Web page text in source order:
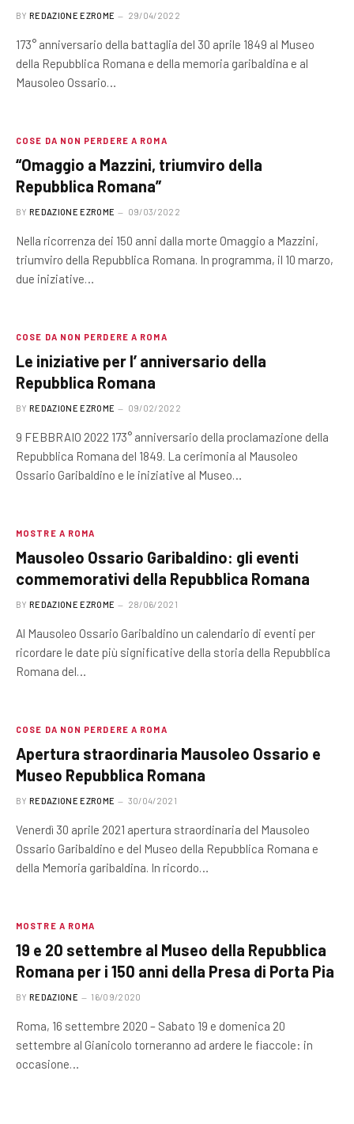
BY REDAZIONE EZROME 29/04/2022
173° anniversario della battaglia del 30 aprile 1849 al Museo
della Repubblica Romana e della memoria garibaldina e al
Mausoleo Ossario…
COSE DA NON PERDERE A ROMA
“Omaggio a Mazzini, triumviro della
Repubblica Romana”
BY REDAZIONE EZROME 09/03/2022
Nella ricorrenza dei 150 anni dalla morte Omaggio a Mazzini,
triumviro della Repubblica Romana. In programma, il 10 marzo,
due iniziative…
COSE DA NON PERDERE A ROMA
Le iniziative per l’ anniversario della
Repubblica Romana
BY REDAZIONE EZROME 09/02/2022
9 FEBBRAIO 2022 173° anniversario della proclamazione della
Repubblica Romana del 1849. La cerimonia al Mausoleo
Ossario Garibaldino e le iniziative al Museo…
MOSTRE A ROMA
Mausoleo Ossario Garibaldino: gli eventi
commemorativi della Repubblica Romana
BY REDAZIONE EZROME 28/06/2021
Al Mausoleo Ossario Garibaldino un calendario di eventi per
ricordare le date più significative della storia della Repubblica
Romana del…
COSE DA NON PERDERE A ROMA
Apertura straordinaria Mausoleo Ossario e
Museo Repubblica Romana
BY REDAZIONE EZROME 30/04/2021
Venerdì 30 aprile 2021 apertura straordinaria del Mausoleo
Ossario Garibaldino e del Museo della Repubblica Romana e
della Memoria garibaldina. In ricordo…
MOSTRE A ROMA
19 e 20 settembre al Museo della Repubblica
Romana per i 150 anni della Presa di Porta Pia
BY REDAZIONE 16/09/2020
Roma, 16 settembre 2020 – Sabato 19 e domenica 20
settembre al Gianicolo torneranno ad ardere le fiaccole: in
occasione…